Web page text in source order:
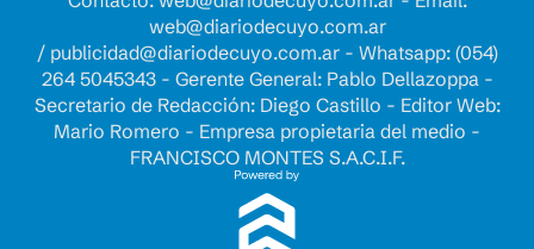
web@diariodecuyo.com.ar
/ publicidad@diariodecuyo.com.ar- Whatsapp: (054)
264 5045343 - Gerente General: Pablo Dellazoppa -
Secretario de Redacción: Diego Castillo - Editor Web:
Mario Romero - Empresa propietaria del medio -
FRANCISCO MONTES S.A.C.I.F.